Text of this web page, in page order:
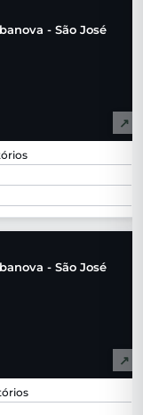
- São José
↗
- São José
↗